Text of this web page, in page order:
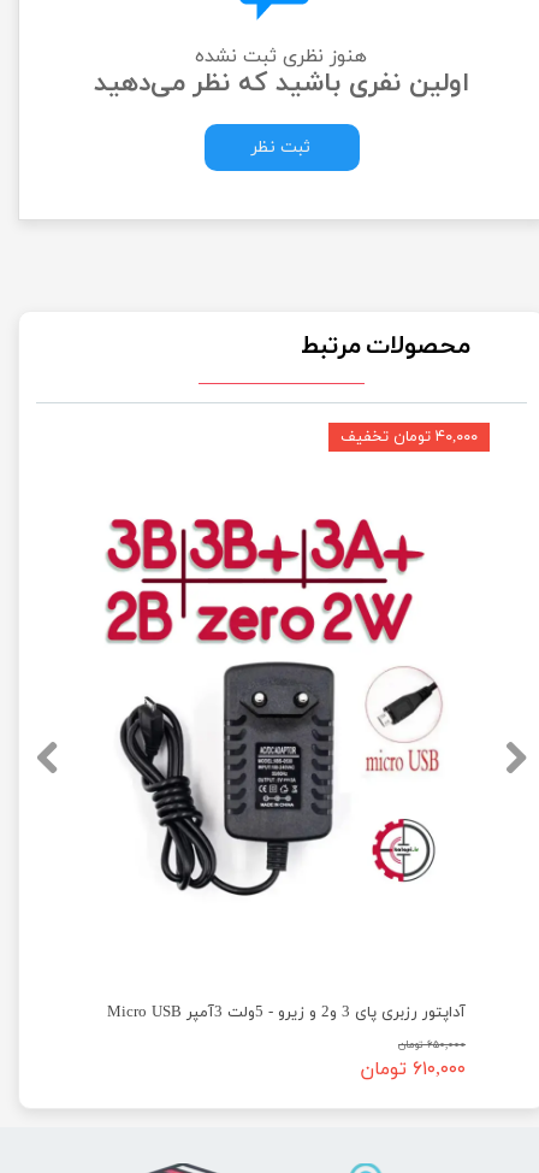
هنوز نظری ثبت نشده
اولین نفری باشید که نظر می‌دهید
ثبت نظر
محصولات مرتبط
آداپتور رزبری پای 3 و2 و زیرو - 5ولت 3آمپر Micro USB
۶۵۰,۰۰۰ تومان
۶۱۰,۰۰۰ تومان
۴۰,۰۰۰ تومان تخفیف